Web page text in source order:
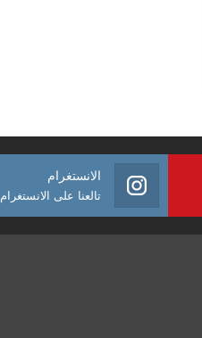
الانستغرام
تالعنا على الانستغرام